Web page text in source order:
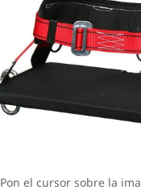
Pon el cursor sobre la